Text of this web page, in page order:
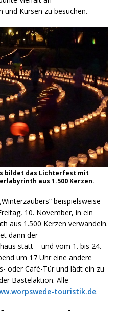
und Kursen zu besuchen.
bildet das Lichterfest mit
aus 1.500 Kerzen.
beispielsweise
10. November, in ein
aus 1.500 Kerzen verwandeln.
dann der
statt – und vom 1. bis 24.
um 17 Uhr eine andere
oder Café-Tür und lädt ein zu
Bastelaktion. Alle
touristik.de.